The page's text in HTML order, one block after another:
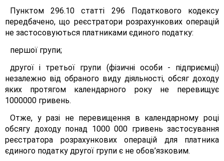
Пунктом 296.10 статті 296 Податкового кодексу
передбачено, що реєстратори розрахункових операцій
не застосовуються платниками єдиного податку:
першої групи;
другої і третьої групи (фізичні особи - підприємці)
незалежно від обраного виду діяльності, обсяг доходу
яких протягом календарного року не перевищує
1000000 гривень.
Отже, у разі не перевищення в календарному році
обсягу доходу понад 1000 000 гривень застосування
реєстратора розрахункових операцій для платника
єдиного податку другої групи є не обов’язковим.